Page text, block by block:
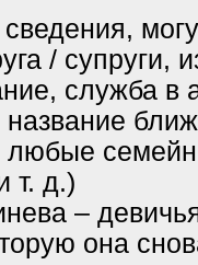
/ супруги,
служба в
название
любые
т. д.)
–
она